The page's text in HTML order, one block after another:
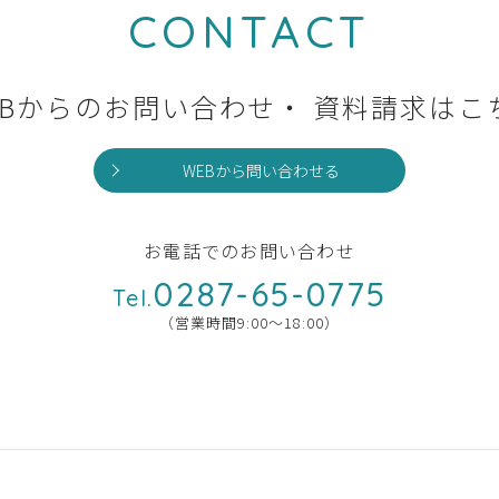
CONTACT
からのお問い合わせ・ 資料請求はこ
WEBから問い合わせる
お電話でのお問い合わせ
Tel.0287-65-0775
（営業時間9:00〜18:00）